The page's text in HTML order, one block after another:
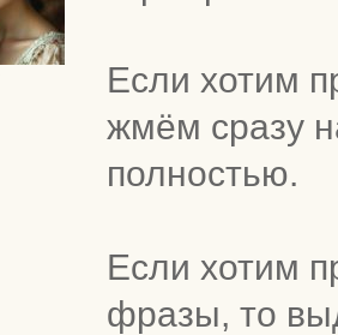
Если хотим
жмём сразу
полностью.
Если хотим
фразы, то